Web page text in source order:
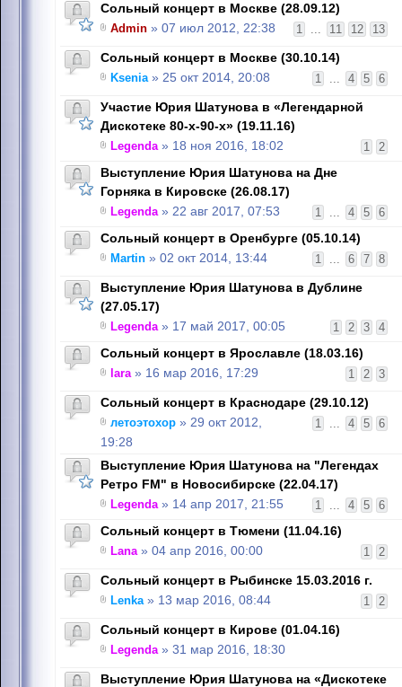
Сольный концерт в Москве (28.09.12)
1 ... 11 12 13
Admin » 07 июл 2012, 22:38
Сольный концерт в Москве (30.10.14)
1 ... 4 5 6
Ksenia» 25 окт 2014, 20:08
Участие Юрия Шатунова в «Легендарной
Дискотеке 80-х-90-х» (19.11.16)
1 2
Legenda» 18 ноя 2016, 18:02
Выступление Юрия Шатунова на Дне
Горняка в Кировске (26.08.17)
1 ... 4 5 6
Legenda» 22 авг 2017, 07:53
Сольный концерт в Оренбурге (05.10.14)
1 ... 6 7 8
Martin » 02 окт 2014, 13:44
Выступление Юрия Шатунова в Дублине
(27.05.17)
1 2 3 4
Legenda» 17 май 2017, 00:05
Сольный концерт в Ярославле (18.03.16)
1 2 3
lara» 16 мар 2016, 17:29
Cольный концерт в Краснодаре (29.10.12)
1 ... 4 5 6
летоэтохор » 29 окт 2012,
19:28
Выступление Юрия Шатунова на "Легендах
Ретро FM" в Новосибирске (22.04.17)
1 ... 4 5 6
Legenda» 14 апр 2017, 21:55
Сольный концерт в Тюмени (11.04.16)
1 2
Lana» 04 апр 2016, 00:00
Сольный концерт в Рыбинске 15.03.2016 г.
1 2
Lenka» 13 мар 2016, 08:44
Сольный концерт в Кирове (01.04.16)
Legenda» 31 мар 2016, 18:30
Выступление Юрия Шатунова на «Дискотеке